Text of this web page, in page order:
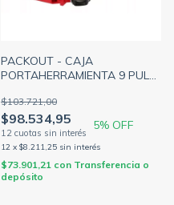
PACKOUT - CAJA
PORTAHERRAMIENTA 9 PULG
IP65 MILWAUKEE 4822-8436
$98.534,95
$103.721,00
5% OFF
12 x $8.211,25 sin interés
$73.901,21 con Transferencia o
depósito